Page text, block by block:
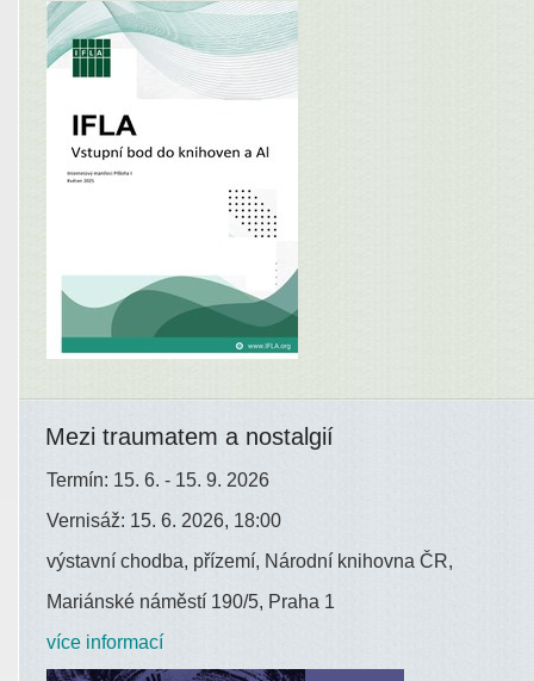
Mezi traumatem a nostalgií
Termín: 15. 6. - 15. 9. 2026
Vernisáž: 15. 6. 2026, 18:00
výstavní chodba, přízemí, Národní knihovna ČR,
Mariánské náměstí 190/5, Praha 1
více informací